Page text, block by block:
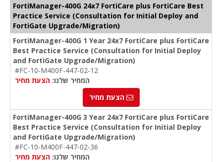
FortiManager-400G 24x7 FortiCare plus FortiCare Best
Practice Service (Consultation for Initial Deploy and
FortiGate Upgrade/Migration)
FortiManager-400G 1 Year 24x7 FortiCare plus FortiCare
Best Practice Service (Consultation for Initial Deploy
and FortiGate Upgrade/Migration)
#FC-10-M400F-447-02-12
המחיר שלנו: הצעת מחיר
הצעת מחיר
FortiManager-400G 3 Year 24x7 FortiCare plus FortiCare
Best Practice Service (Consultation for Initial Deploy
and FortiGate Upgrade/Migration)
#FC-10-M400F-447-02-36
המחיר שלנו: הצעת מחיר